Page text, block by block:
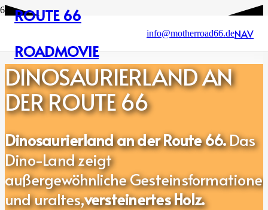
ROUTE 66
ROADMOVIE
info@motherroad66.deNAV
DINOSAURIERLAND AN
DER ROUTE 66
Dinosaurierland an der Route 66.Das
Dino-Landzeigt
außergewöhnliche
und uraltes,versteinertes Holz.